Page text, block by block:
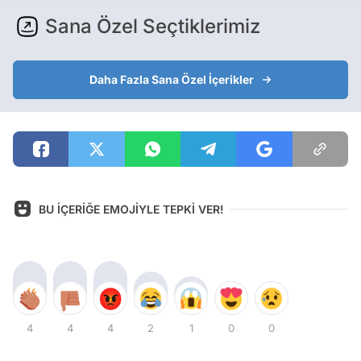
Sana Özel Seçtiklerimiz
Daha Fazla Sana Özel İçerikler
BU İÇERİĞE EMOJİYLE TEPKİ VER!
4 4 4 2 1 0 0